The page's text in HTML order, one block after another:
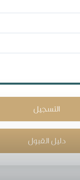
التسجيل
دليل القبول